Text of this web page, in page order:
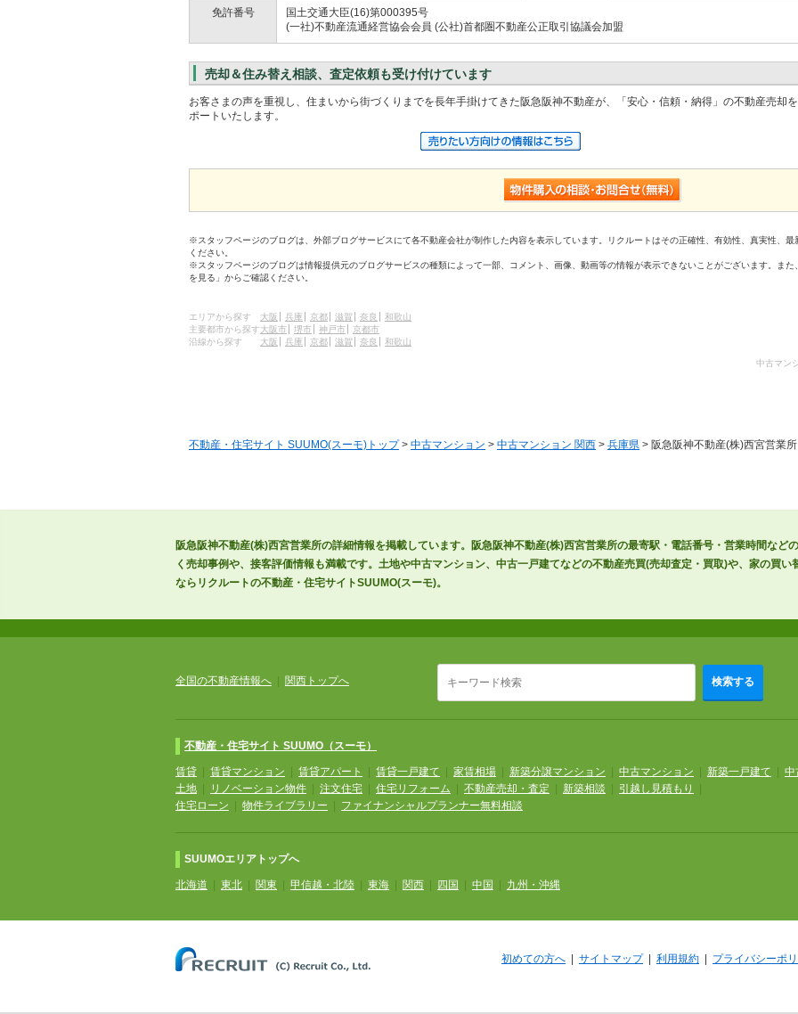
免許番号
国土交通大臣(16)第000395号
(一社)不動産流通経営協会会員 (公社)首都圏不動産公正取引協議会加盟
売却＆住み替え相談、査定依頼も受け付けています
お客さまの声を重視し、住まいから街づくりまでを長年手掛けてきた阪急阪神不動産が、「安心・信頼・納得」の不動産売却
ポートいたします。
※スタッフページのブログは、外部ブログサービスにて各不動産会社が制作した内容を表示しています。リクルートはその正確性、有効性、真実性、
ください。
※スタッフページのブログは情報提供元のブログサービスの種類によって一部、コメント、画像、動画等の情報が表示できないことがございます。ま
を見る」からご確認ください。
エリアから探す 大阪 兵庫 京都 滋賀 奈良
和歌山
主要都市から探す大阪市 堺市 神戸市
京都市
沿線から探す
大阪 兵庫 京都 滋賀 奈良 和歌山
中古マン
不動産・住宅サイト SUUMO(スーモ)トップ> 中古マンション > 中古マンション 関西 > 兵庫県 > 阪急阪神不動産(株)西宮営業所
阪急阪神不動産(株)西宮営業所の詳細情報を掲載しています。阪急阪神不動産(株)西宮営業所の最寄駅・電話番号・営業時間など
く売却事例や、接客評価情報も満載です。土地や中古マンション、中古一戸建てなどの不動産売買(売却査定・買取)や、家の買い
ならリクルートの不動産・住宅サイトSUUMO(スーモ)。
全国の不動産情報へ 関西トップへ 検索する
不動産・住宅サイト SUUMO（スーモ）
賃貸 賃貸マンション 賃貸アパート 賃貸一戸建て 家賃相場 新築分譲マンション 中古マンション 新築一戸建て
中
土地
リノベーション物件 注文住宅 住宅リフォーム 不動産売却・査定 新築相談 引越し見積もり
住宅ローン
物件ライブラリー ファイナンシャルプランナー無料相談
SUUMOエリアトップへ
北海道 東北 関東 甲信越・北陸 東海 関西 四国 中国 九州・沖縄
初めての方へ サイトマップ| 利用規約 プライバシーポ